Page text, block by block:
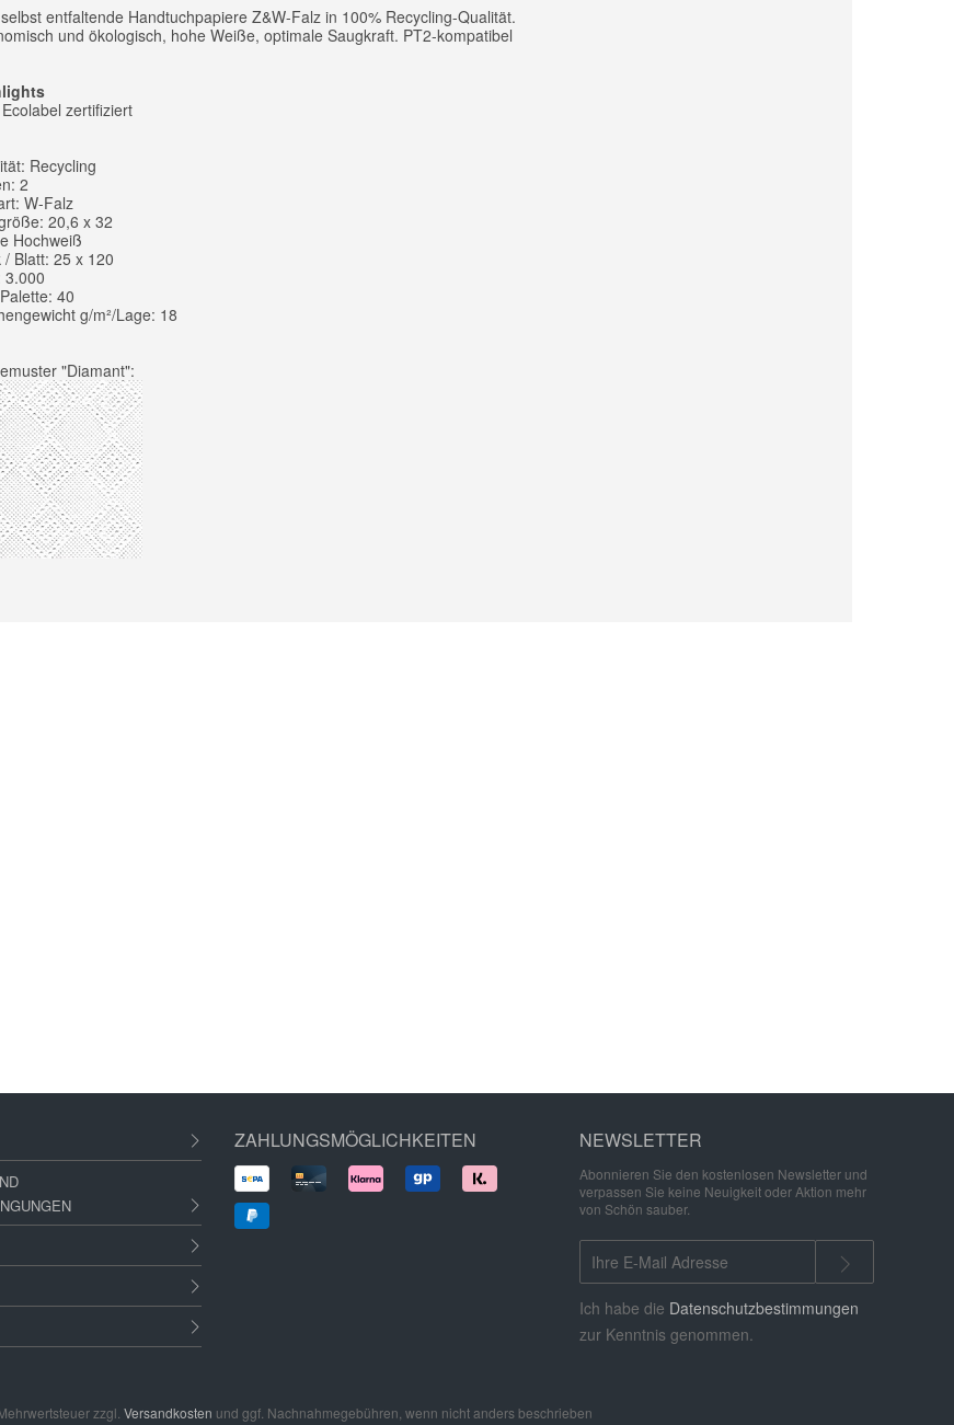
entfaltende Handtuchpapiere Z&W-Falz in 100% Recycling-Qualität.
und ökologisch, hohe Weiße, optimale Saugkraft. PT2-kompatibel
zertifiziert
Recycling
2
W-Falz
20,6 x 32
Hochweiß
/ Blatt: 25 x 120
3.000
40
g/m²/Lage: 18
"Diamant":
ZAHLUNGSMÖGLICHKEITEN NEWSLETTER
Abonnieren Sie den kostenlosen Newsletter und
verpassen Sie keine Neuigkeit oder Aktion mehr
von Schön sauber.
Ich habe die Datenschutzbestimmungen
zur Kenntnis genommen.
zzgl. Versandkosten und ggf. Nachnahmegebühren, wenn nicht anders beschrieben